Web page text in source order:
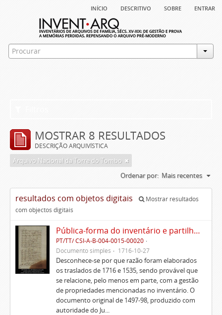
início descritivo sobre entrar
MOSTRAR 8 RESULTADOS
DESCRIÇÃO ARQUIVÍSTICA
Arquivo Nacional da Torre do Tombo
Ordenar por: Mais recentes
resultados com objetos digitais
Mostrar resultados
com objectos digitais
Pública-forma do inventário e partilhas dos bens de Vasco Queimado
PT/TT/ CSI-A-B-004-0015-00020
Documento simples
1716-10-27
Desconhece-se por que razão foram elaborados
os traslados de 1716 e 1535, sendo provável que
se relacione, pelo menos em parte, com a gestão
de propriedades mencionadas no inventário. O
documento original de 1497-98, produzido com
autoridade do Ju...